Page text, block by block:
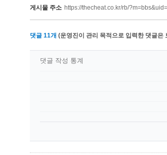
게시물 주소 https://thecheat.co.kr/rb/
댓글 11개 (운영진이 관리 목적으로 입력한 댓글은
댓글 작성 통계